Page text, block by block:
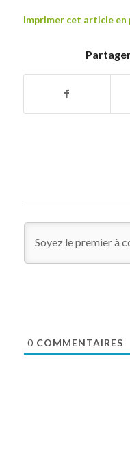
Imprimer cet article en
0 COMMENTAIRES